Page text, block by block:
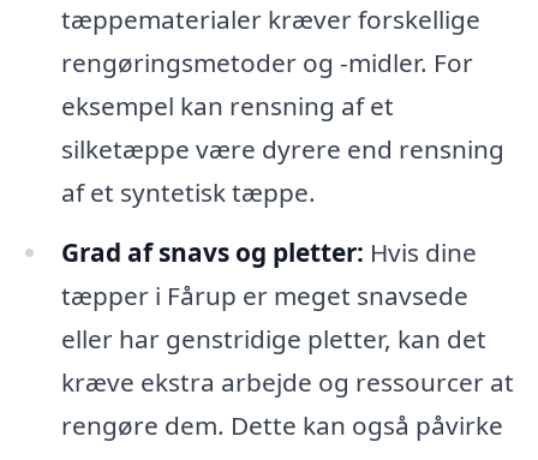
tæppematerialer kræver forskellige
rengøringsmetoder og -midler. For
eksempel kan rensning af et
silketæppe være dyrere end rensning
af et syntetisk tæppe.
Grad af snavs og pletter: Hvis dine
tæpper i Fårup er meget snavsede
eller har genstridige pletter, kan det
kræve ekstra arbejde og ressourcer at
rengøre dem. Dette kan også påvirke